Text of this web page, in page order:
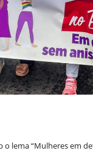
lema “Mulheres em